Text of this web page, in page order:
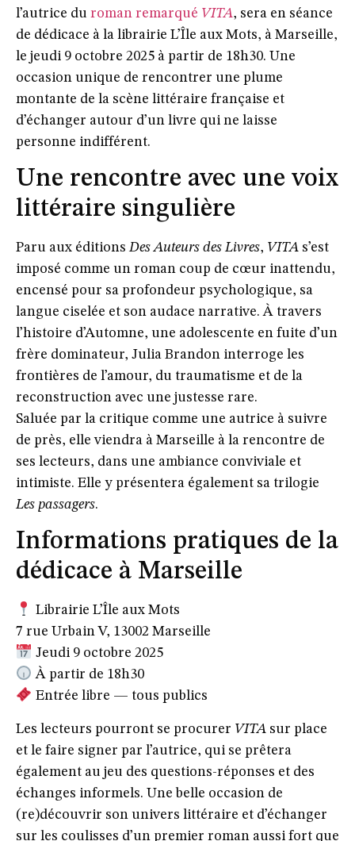
l’autrice du roman remarqué VITA, sera en séance
de dédicace à la librairie L’Île aux Mots, à Marseille,
le jeudi 9 octobre 2025 à partir de 18h30. Une
occasion unique de rencontrer une plume
montante de la scène littéraire française et
d’échanger autour d’un livre qui ne laisse
personne indifférent.
Une rencontre avec une voix
littéraire singulière
Paru aux éditionsDes Auteurs des Livres, VITA s’est
imposé comme un roman coup de cœur inattendu,
encensé pour sa profondeur psychologique, sa
langue ciselée et son audace narrative. À travers
l’histoire d’Automne, une adolescente en fuite d’un
frère dominateur, Julia Brandon interroge les
frontières de l’amour, du traumatisme et de la
reconstruction avec une justesse rare.
Saluée par la critique comme une autrice à suivre
de près, elle viendra à Marseille à la rencontre de
ses lecteurs, dans une ambiance conviviale et
intimiste. Elle y présentera également sa trilogie
Les passagers.
Informations pratiques de la
dédicace à Marseille
Librairie L’Île aux Mots
7 rue Urbain V, 13002 Marseille
Jeudi 9 octobre 2025
À partir de 18h30
Entrée libre — tous publics
Les lecteurs pourront se procurer VITA sur place
et le faire signer par l’autrice, qui se prêtera
également au jeu des questions-réponses et des
échanges informels. Une belle occasion de
(re)découvrir son univers littéraire et d’échanger
sur les coulisses d’un premier roman aussi fort que